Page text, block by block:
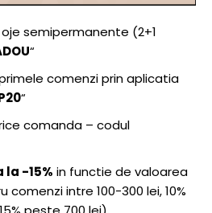
semipermanente (2+1
“
comenzi prin aplicatia
“
comanda – codul
la -15% in functie de valoarea
comenzi intre 100-300 lei, 10%